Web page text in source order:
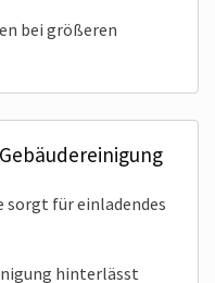
bei größeren
für einladendes
hinterlässt